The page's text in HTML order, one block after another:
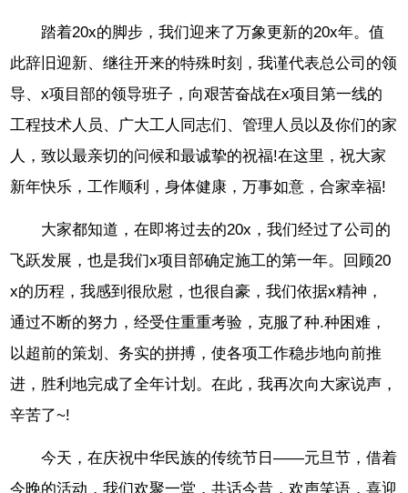
踏着20x的脚步，我们迎来了万象更新的20x年。值
此辞旧迎新、继往开来的特殊时刻，我谨代表总公司的领
导、x项目部的领导班子，向艰苦奋战在x项目第一线的
工程技术人员、广大工人同志们、管理人员以及你们的家
人，致以最亲切的问候和最诚挚的祝福!在这里，祝大家
新年快乐，工作顺利，身体健康，万事如意，合家幸福!
大家都知道，在即将过去的20x，我们经过了公司的
飞跃发展，也是我们x项目部确定施工的第一年。回顾20
x的历程，我感到很欣慰，也很自豪，我们依据x精神，
通过不断的努力，经受住重重考验，克服了种.种困难，
以超前的策划、务实的拼搏，使各项工作稳步地向前推
进，胜利地完成了全年计划。在此，我再次向大家说声，
辛苦了~!
今天，在庆祝中华民族的传统节日——元旦节，借着
今晚的活动，我们欢聚一堂，共话今昔，欢声笑语，喜迎